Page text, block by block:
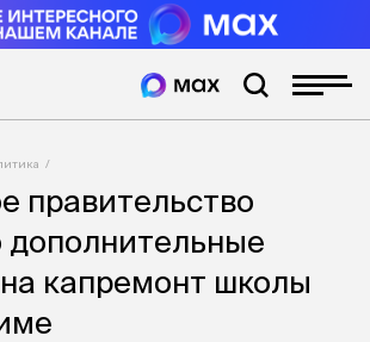
правительство
дополнительные
капремонт школы